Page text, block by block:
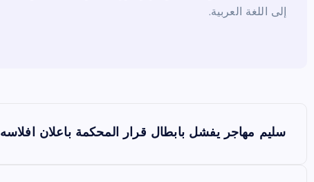
إلى اللغة العربية.
سليم مهاجر يفشل بابطال قرار المحكمة باعلان افلاسه